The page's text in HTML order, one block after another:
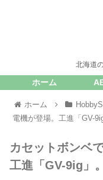
北海道
ホーム
ホーム
電機が登場。工進「GV-
カセットボンベ
工進「GV-9ig」